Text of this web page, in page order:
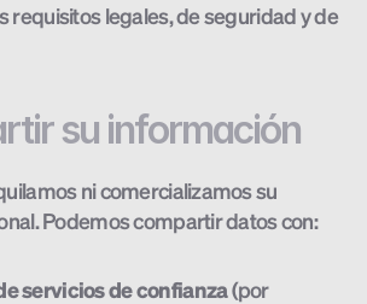
requisitos legales, de seguridad y de
su información
ni comercializamos su
Podemos compartir datos con:
servicios de confianza (por